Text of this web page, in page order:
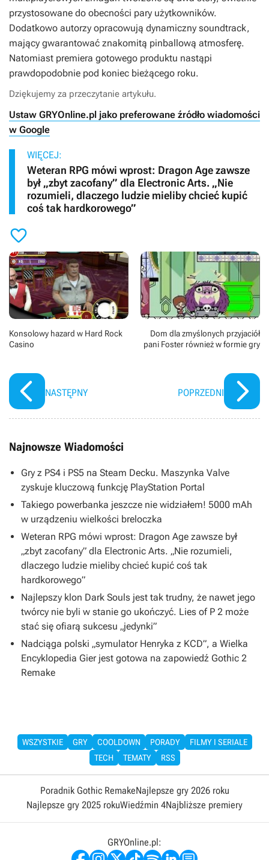
przystosowane do obecności pary użytkowników.
Dodatkowo autorzy opracowują dynamiczny soundtrack,
mający gwarantować znakomitą pinballową atmosferę.
Natomiast premiera gotowego produktu nastąpi
prawdopodobnie pod koniec bieżącego roku.
Dziękujemy za przeczytanie artykułu.
Ustaw GRYOnline.pl jako preferowane źródło wiadomości
w Google
WIĘCEJ:
Weteran RPG mówi wprost: Dragon Age zawsze
był „zbyt zacofany” dla Electronic Arts. „Nie
rozumieli, dlaczego ludzie mieliby chcieć kupić
coś tak hardkorowego”

Konsolowy hazard w Hard Rock
Casino
NASTĘPNY
Dom dla zmyślonych przyjaciół
pani Foster również w formie gry
POPRZEDNI
Najnowsze Wiadomości
Gry z PS4 i PS5 na Steam Decku. Maszynka Valve
zyskuje kluczową funkcję PlayStation Portal
Takiego powerbanka jeszcze nie widziałem! 5000 mAh
w urządzeniu wielkości breloczka
Weteran RPG mówi wprost: Dragon Age zawsze był
„zbyt zacofany” dla Electronic Arts. „Nie rozumieli,
dlaczego ludzie mieliby chcieć kupić coś tak
hardkorowego”
Najlepszy klon Dark Souls jest tak trudny, że nawet jego
twórcy nie byli w stanie go ukończyć. Lies of P 2 może
stać się ofiarą sukcesu „jedynki”
Nadciąga polski „symulator Henryka z KCD”, a Wielka
Encyklopedia Gier jest gotowa na zapowiedź Gothic 2
Remake
WSZYSTKIE GRY COOLDOWN PORADY
FILMY I SERIALE
TECH
TEMATY RSS
Poradnik Gothic RemakeNajlepsze gry 2026 roku
Najlepsze gry 2025 rokuWiedźmin 4Najbliższe premiery
GRYOnline.pl: